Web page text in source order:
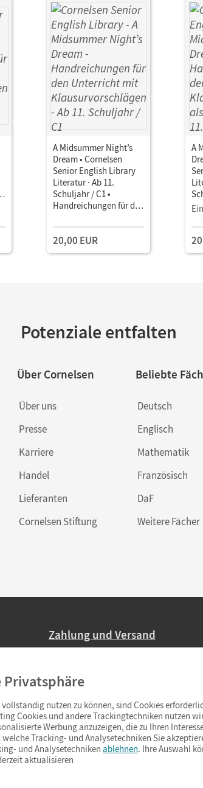
A Midsummer Night’s
Dream • Cornelsen
Senior English Library
Literatur · Ab 11.
Schuljahr / C1 •
Handreichungen für den
Klausurvorschlägen
20,00 EUR
A
Potenziale entfalten
Über Cornelsen
Über uns
Presse
Karriere
Handel
Lieferanten
Cornelsen Stiftung
Beliebte
Deutsch
Englisch
Mathematik
Französisch
DaF
Weitere Fächer
Zahlung und Versand
Ab 59,– EUR Bestellwert liefern
(Lieferung in 3–6 Tagen).
Privatsphäre
nutzen zu können, sind Cookies
Cookies und andere Trackingtechniken nutzen
Werbung anzuzeigen, die zu Ihren
Tracking- und Analysetechniken Sie
und Analysetechniken ablehnen. Ihre Auswahl
aktualisieren